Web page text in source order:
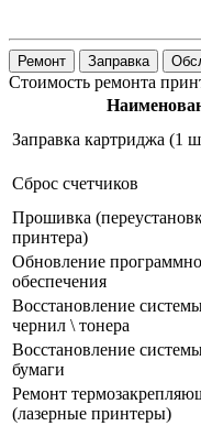
Ремонт Заправка
Стоимость ремонта
Заправка картриджа (1
Сброс счетчиков
Прошивка
принтера)
Обновление
обеспечения
Восстановление
чернил \ тонера
Восстановление
бумаги
Ремонт
(лазерные принтеры)